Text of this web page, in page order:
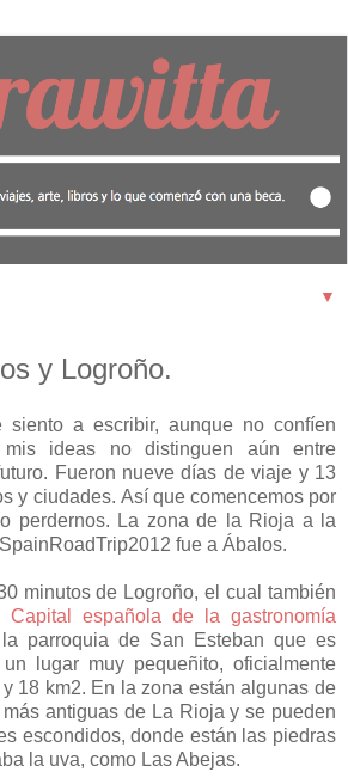
▼
y Logroño.
a escribir, aunque no confíen
mis ideas no distinguen aún entre
Fueron nueve días de viaje y 13
y ciudades. Así que comencemos por
perdernos. La zona de la Rioja a la
fue a Ábalos.
minutos de Logroño, el cual también
Capital española de la gastronomía
parroquia de San Esteban que es
lugar muy pequeñito, oficialmente
18 km2. En la zona están algunas de
antiguas de La Rioja y se pueden
escondidos, donde están las piedras
la uva, como Las Abejas.